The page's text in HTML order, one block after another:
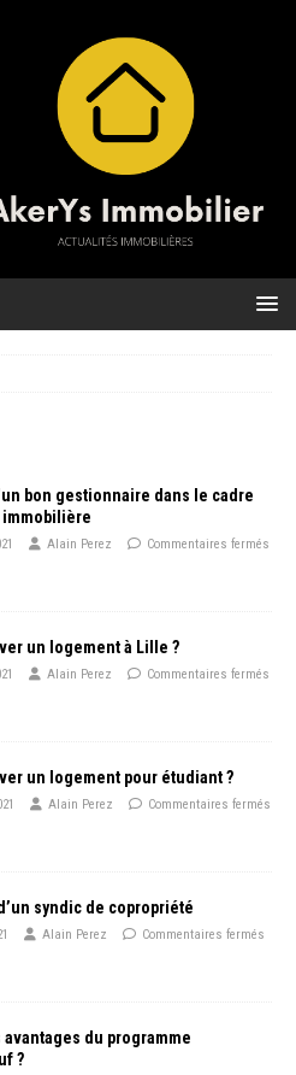
bon gestionnaire dans le cadre
immobilière
Alain Perez Commentaires fermés
un logement à Lille ?
Alain Perez Commentaires fermés
un logement pour étudiant ?
Alain Perez Commentaires fermés
syndic de copropriété
Alain Perez Commentaires fermés
du programme
?